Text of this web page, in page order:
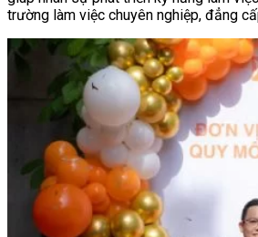
trường làm việc chuyên nghiệp, đẳng